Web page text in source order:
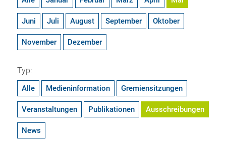
Juni Juli August September Oktober
November Dezember
Typ:
Alle Medieninformation Gremiensitzungen
Veranstaltungen Publikationen Ausschreibungen
News